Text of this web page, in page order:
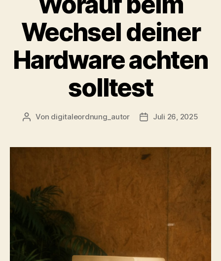
Wechsel deiner
Hardware achten
solltest
Beitragsautor
Von digitaleordnung_autor Juli 26, 2025